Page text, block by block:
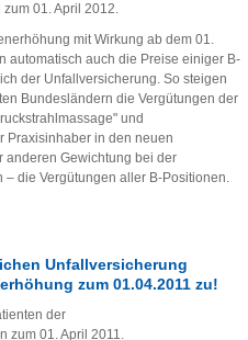
01. April 2012.
mit Wirkung ab dem 01.
automatisch auch die Preise einiger B-
der Unfallversicherung. So steigen
Bundesländern die Vergütungen der
und
Praxisinhaber in den neuen
anderen Gewichtung bei der
die Vergütungen aller B-Positionen.
Unfallversicherung
zum 01.04.2011 zu!
der
zum 01. April 2011.